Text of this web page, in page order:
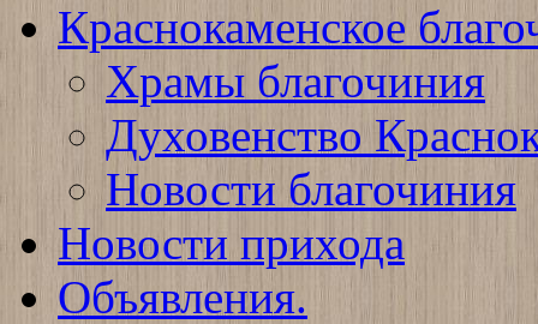
Краснокаменское
Храмы благочиния
Духовенство
Новости благочиния
Новости прихода
Объявления.